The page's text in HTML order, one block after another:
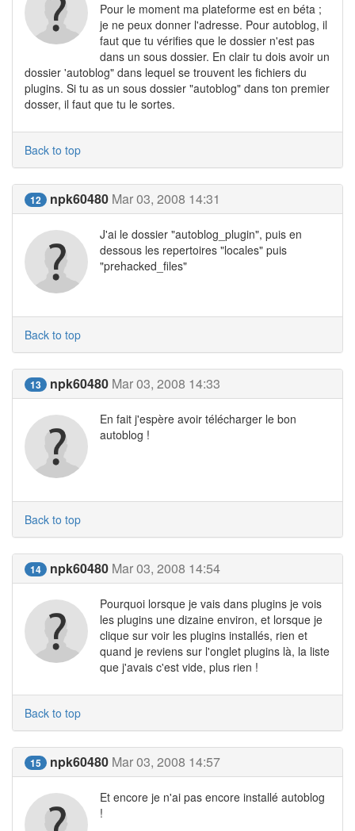
Pour le moment ma plateforme est en béta ;
je ne peux donner l'adresse. Pour autoblog, il
faut que tu vérifies que le dossier n'est pas
dans un sous dossier. En clair tu dois avoir un
dossier 'autoblog" dans lequel se trouvent les fichiers du
plugins. Si tu as un sous dossier "autoblog" dans ton premier
dosser, il faut que tu le sortes.
Back to top
12 npk60480 Mar 03, 2008 14:31
J'ai le dossier "autoblog_plugin", puis en
dessous les repertoires "locales" puis
"prehacked_files"
Back to top
13 npk60480 Mar 03, 2008 14:33
En fait j'espère avoir télécharger le bon
autoblog !
Back to top
14 npk60480 Mar 03, 2008 14:54
Pourquoi lorsque je vais dans plugins je vois
les plugins une dizaine environ, et lorsque je
clique sur voir les plugins installés, rien et
quand je reviens sur l'onglet plugins là, la liste
que j'avais c'est vide, plus rien !
Back to top
15 npk60480 Mar 03, 2008 14:57
Et encore je n'ai pas encore installé autoblog
!